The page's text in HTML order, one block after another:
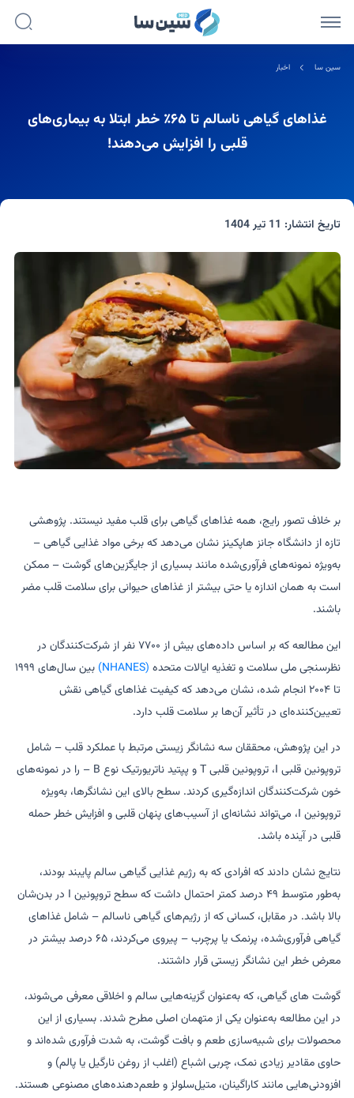
سین سا اخبار
غذاهای گیاهی ناسالم تا ۶۵٪ خطر ابتلا به بیماری‌های
قلبی را افزایش می‌دهند!
تاریخ انتشار: 11 تیر 1404
بر خلاف تصور رایج، همه غذاهای گیاهی برای قلب مفید نیستند. پژوهشی
تازه از دانشگاه جانز هاپکینز نشان می‌دهد که برخی مواد غذایی گیاهی –
به‌ویژه نمونه‌های فرآوری‌شده مانند بسیاری از جایگزین‌های گوشت – ممکن
است به همان اندازه یا حتی بیشتر از غذاهای حیوانی برای سلامت قلب مضر
باشند.
این مطالعه که بر اساس داده‌های بیش از ۷۷۰۰ نفر از شرکت‌کنندگان در
نظرسنجی ملی سلامت و تغذیه ایالات متحده (NHANES)
بین سال‌های ۱۹۹۹
تا ۲۰۰۴ انجام شده، نشان می‌دهد که کیفیت غذاهای گیاهی نقش
تعیین‌کننده‌ای در تأثیر آن‌ها بر سلامت قلب دارد.
در این پژوهش، محققان سه نشانگر زیستی مرتبط با عملکرد قلب – شامل
تروپونین قلبی I، تروپونین قلبی T و پپتید ناتریورتیک نوع B – را در نمونه‌های
خون شرکت‌کنندگان اندازه‌گیری کردند. سطح بالای این نشانگرها، به‌ویژه
تروپونین I، می‌تواند نشانه‌ای از آسیب‌های پنهان قلبی و افزایش خطر حمله
قلبی در آینده باشد.
نتایج نشان دادند که افرادی که به رژیم غذایی گیاهی سالم پایبند بودند،
به‌طور متوسط ۴۹ درصد کمتر احتمال داشت که سطح تروپونین I در بدن‌شان
بالا باشد. در مقابل، کسانی که از رژیم‌های گیاهی ناسالم – شامل غذاهای
گیاهی فرآوری‌شده، پرنمک یا پرچرب – پیروی می‌کردند، ۶۵ درصد بیشتر در
معرض خطر این نشانگر زیستی قرار داشتند.
گوشت های گیاهی، که به‌عنوان گزینه‌هایی سالم و اخلاقی معرفی می‌شوند،
در این مطالعه به‌عنوان یکی از متهمان اصلی مطرح شدند. بسیاری از این
محصولات برای شبیه‌سازی طعم و بافت گوشت، به شدت فرآوری شده‌اند و
حاوی مقادیر زیادی نمک، چربی اشباع (اغلب از روغن نارگیل یا پالم) و
افزودنی‌هایی مانند کاراگینان، متیل‌سلولز و طعم‌دهنده‌های مصنوعی هستند.